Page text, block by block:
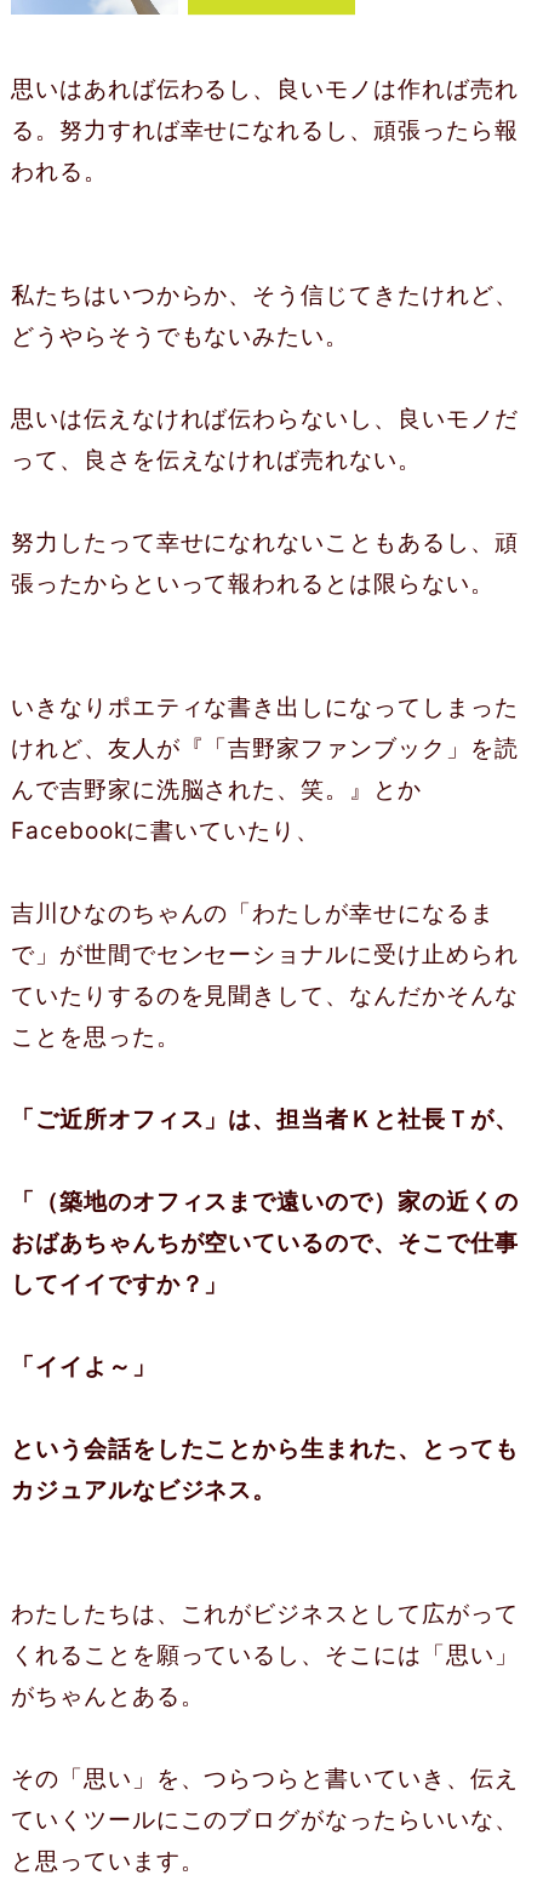
思いはあれば伝わるし、良いモノは作れば売れ
る。努力すれば幸せになれるし、頑張ったら報
われる。
私たちはいつからか、そう信じてきたけれど、
どうやらそうでもないみたい。
思いは伝えなければ伝わらないし、良いモノだ
って、良さを伝えなければ売れない。
努力したって幸せになれないこともあるし、頑
張ったからといって報われるとは限らない。
いきなりポエティな書き出しになってしまった
けれど、友人が『「吉野家ファンブック」を読
んで吉野家に洗脳された、笑。』とか
Facebookに書いていたり、
吉川ひなのちゃんの「わたしが幸せになるま
で」が世間でセンセーショナルに受け止められ
ていたりするのを見聞きして、なんだかそんな
ことを思った。
「ご近所オフィス」は、担当者Ｋと社長Ｔが、
「（築地のオフィスまで遠いので）家の近くの
おばあちゃんちが空いているので、そこで仕事
してイイですか？」
「イイよ～」
という会話をしたことから生まれた、とっても
カジュアルなビジネス。
わたしたちは、これがビジネスとして広がって
くれることを願っているし、そこには「思い」
がちゃんとある。
その「思い」を、つらつらと書いていき、伝え
ていくツールにこのブログがなったらいいな、
と思っています。